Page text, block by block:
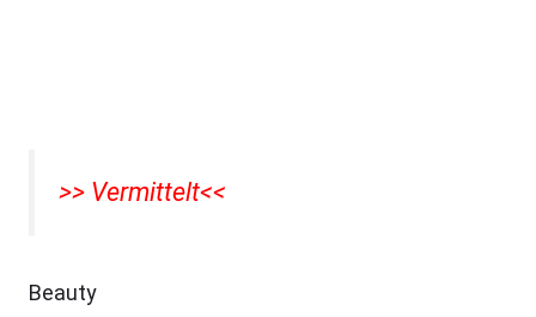
>> Vermittelt<<
Beauty